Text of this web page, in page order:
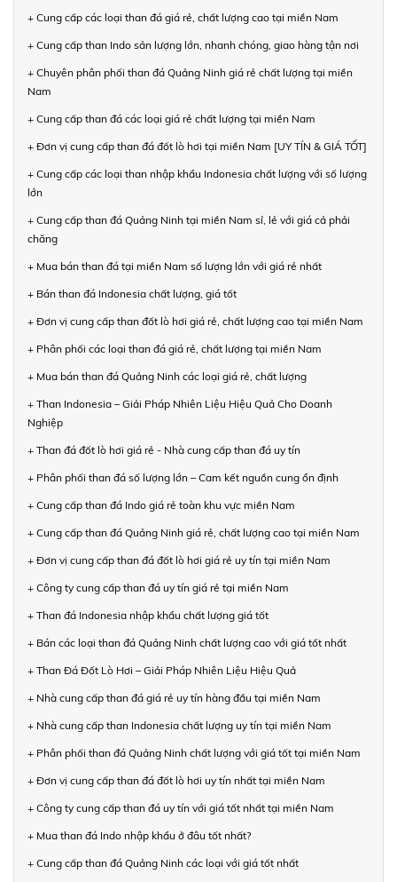
+ Cung cấp các loại than đá giá rẻ, chất lượng cao tại miền Nam
+ Cung cấp than Indo sản lượng lớn, nhanh chóng, giao hàng tận nơi
+ Chuyên phân phối than đá Quảng Ninh giá rẻ chất lượng tại miền
Nam
+ Cung cấp than đá các loại giá rẻ chất lượng tại miền Nam
+ Đơn vị cung cấp than đá đốt lò hơi tại miền Nam [UY TÍN & GIÁ TỐT]
+ Cung cấp các loại than nhập khẩu Indonesia chất lượng với số lượng
lớn
+ Cung cấp than đá Quảng Ninh tại miền Nam sỉ, lẻ với giá cả phải
chăng
+ Mua bán than đá tại miền Nam số lượng lớn với giá rẻ nhất
+ Bán than đá Indonesia chất lượng, giá tốt
+ Đơn vị cung cấp than đốt lò hơi giá rẻ, chất lượng cao tại miền Nam
+ Phân phối các loại than đá giá rẻ, chất lượng tại miền Nam
+ Mua bán than đá Quảng Ninh các loại giá rẻ, chất lượng
+ Than Indonesia – Giải Pháp Nhiên Liệu Hiệu Quả Cho Doanh
Nghiệp
+ Than đá đốt lò hơi giá rẻ - Nhà cung cấp than đá uy tín
+ Phân phối than đá số lượng lớn – Cam kết nguồn cung ổn định
+ Cung cấp than đá Indo giá rẻ toàn khu vực miền Nam
+ Cung cấp than đá Quảng Ninh giá rẻ, chất lượng cao tại miền Nam
+ Đơn vị cung cấp than đá đốt lò hơi giá rẻ uy tín tại miền Nam
+ Công ty cung cấp than đá uy tín giá rẻ tại miền Nam
+ Than đá Indonesia nhập khẩu chất lượng giá tốt
+ Bán các loại than đá Quảng Ninh chất lượng cao với giá tốt nhất
+ Than Đá Đốt Lò Hơi – Giải Pháp Nhiên Liệu Hiệu Quả
+ Nhà cung cấp than đá giá rẻ uy tín hàng đầu tại miền Nam
+ Nhà cung cấp than Indonesia chất lượng uy tín tại miền Nam
+ Phân phối than đá Quảng Ninh chất lượng với giá tốt tại miền Nam
+ Đơn vị cung cấp than đá đốt lò hơi uy tín nhất tại miền Nam
+ Công ty cung cấp than đá uy tín với giá tốt nhất tại miền Nam
+ Mua than đá Indo nhập khẩu ở đâu tốt nhất?
+ Cung cấp than đá Quảng Ninh các loại với giá tốt nhất